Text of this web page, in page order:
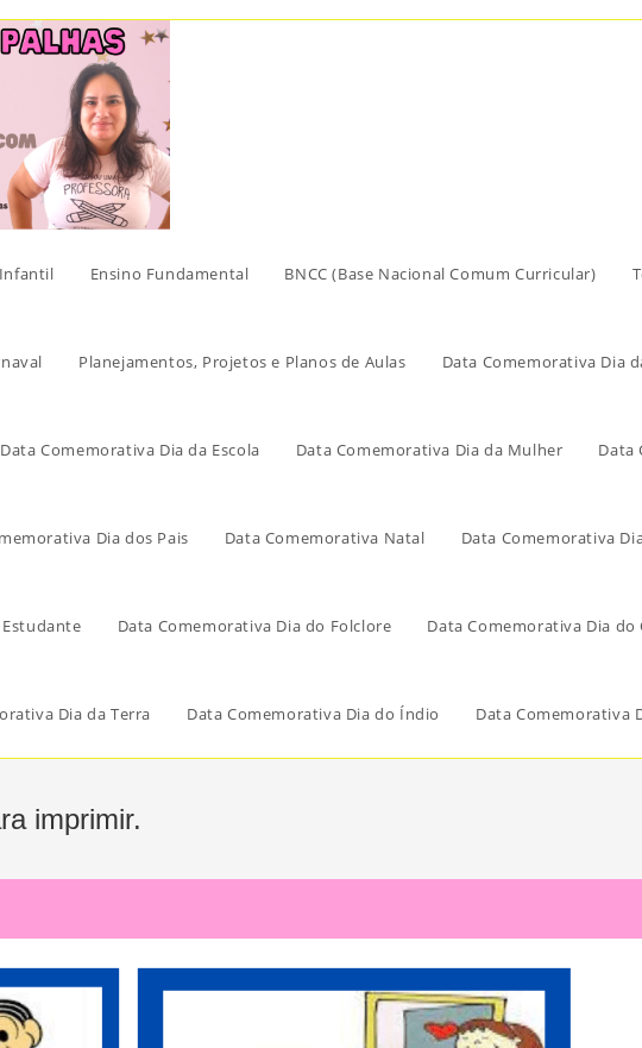
Ensino Fundamental BNCC (Base Nacional Comum Curricular)
Planejamentos, Projetos e Planos de Aulas Data Comemorativa Dia
Data Comemorativa Dia da Escola Data Comemorativa Dia da Mulher Data
Dia dos Pais Data Comemorativa Natal Data Comemorativa
Data Comemorativa Dia do Folclore Data Comemorativa Dia do
Dia da Terra Data Comemorativa Dia do Índio Data Comemorativa
imprimir.